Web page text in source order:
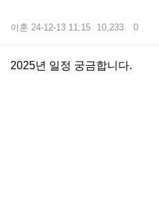
이훈 24-12-13 11:15 10,233 0
본문
2025년 일정 궁금합니다.